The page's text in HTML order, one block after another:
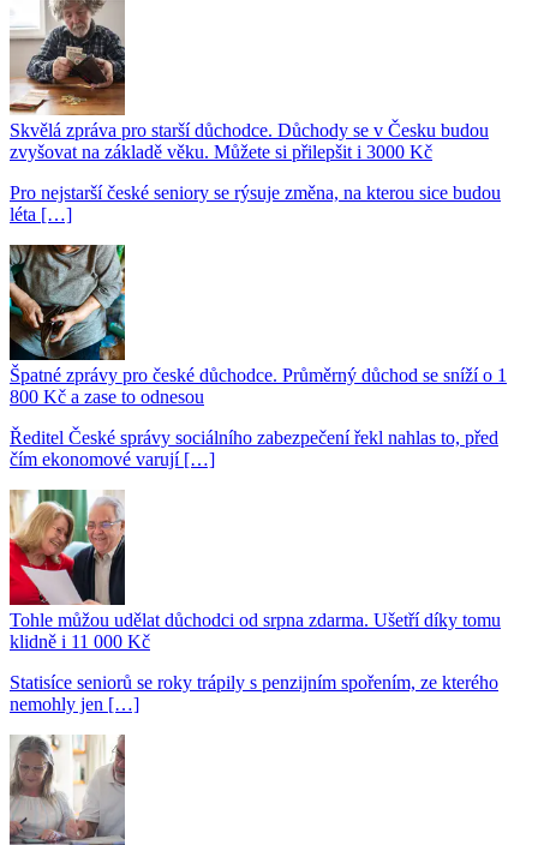
Skvělá zpráva pro starší důchodce. Důchody se v Česku budou
zvyšovat na základě věku. Můžete si přilepšit i 3000 Kč
Pro nejstarší české seniory se rýsuje změna, na kterou sice budou
léta […]
Špatné zprávy pro české důchodce. Průměrný důchod se sníží o 1
800 Kč a zase to odnesou
Ředitel České správy sociálního zabezpečení řekl nahlas to, před
čím ekonomové varují […]
Tohle můžou udělat důchodci od srpna zdarma. Ušetří díky tomu
klidně i 11 000 Kč
Statisíce seniorů se roky trápily s penzijním spořením, ze kterého
nemohly jen […]